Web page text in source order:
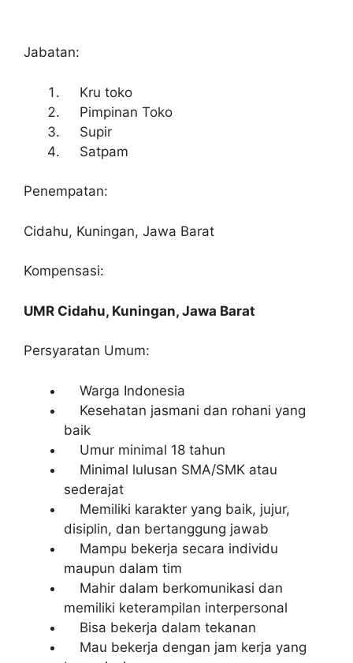
Jabatan:
Kru toko
Pimpinan Toko
Supir
Satpam
Penempatan:
Cidahu, Kuningan, Jawa Barat
Kompensasi:
UMR Cidahu, Kuningan, Jawa Barat
Persyaratan Umum:
Warga Indonesia
Kesehatan jasmani dan rohani yang
baik
Umur minimal 18 tahun
Minimal lulusan SMA/SMK atau
sederajat
Memiliki karakter yang baik, jujur,
disiplin, dan bertanggung jawab
Mampu bekerja secara individu
maupun dalam tim
Mahir dalam berkomunikasi dan
memiliki keterampilan interpersonal
Bisa bekerja dalam tekanan
Mau bekerja dengan jam kerja yang